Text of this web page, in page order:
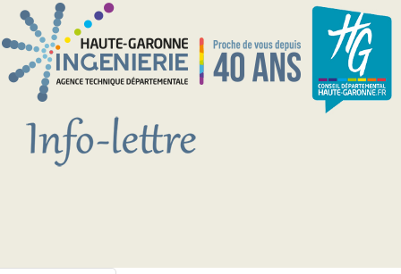
Aller au contenu principal